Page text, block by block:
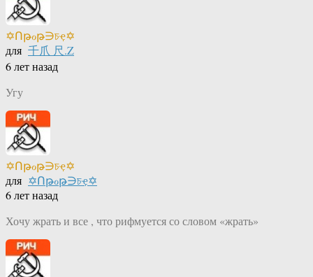
✡Ոթℴթ∋চҿ✡
для 千爪 尺.Z
6 лет назад
Угу
✡Ոթℴթ∋চҿ✡
для ✡Ոթℴթ∋চҿ✡
6 лет назад
Хочу жрать и все , что рифмуется со словом «жрать»